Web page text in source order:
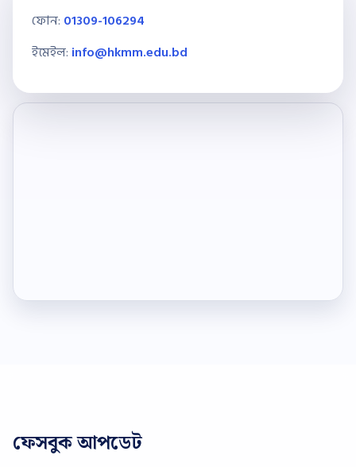
ফোন: 01309-106294
ইমেইল: info@hkmm.edu.bd
ফেসবুক আপডেট